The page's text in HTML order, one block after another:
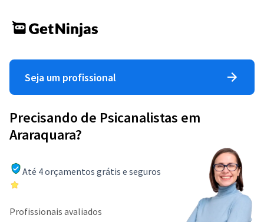
Seja um profissional
Precisando de Psicanalistas em
Araraquara?
Até 4 orçamentos grátis e seguros
Profissionais avaliados